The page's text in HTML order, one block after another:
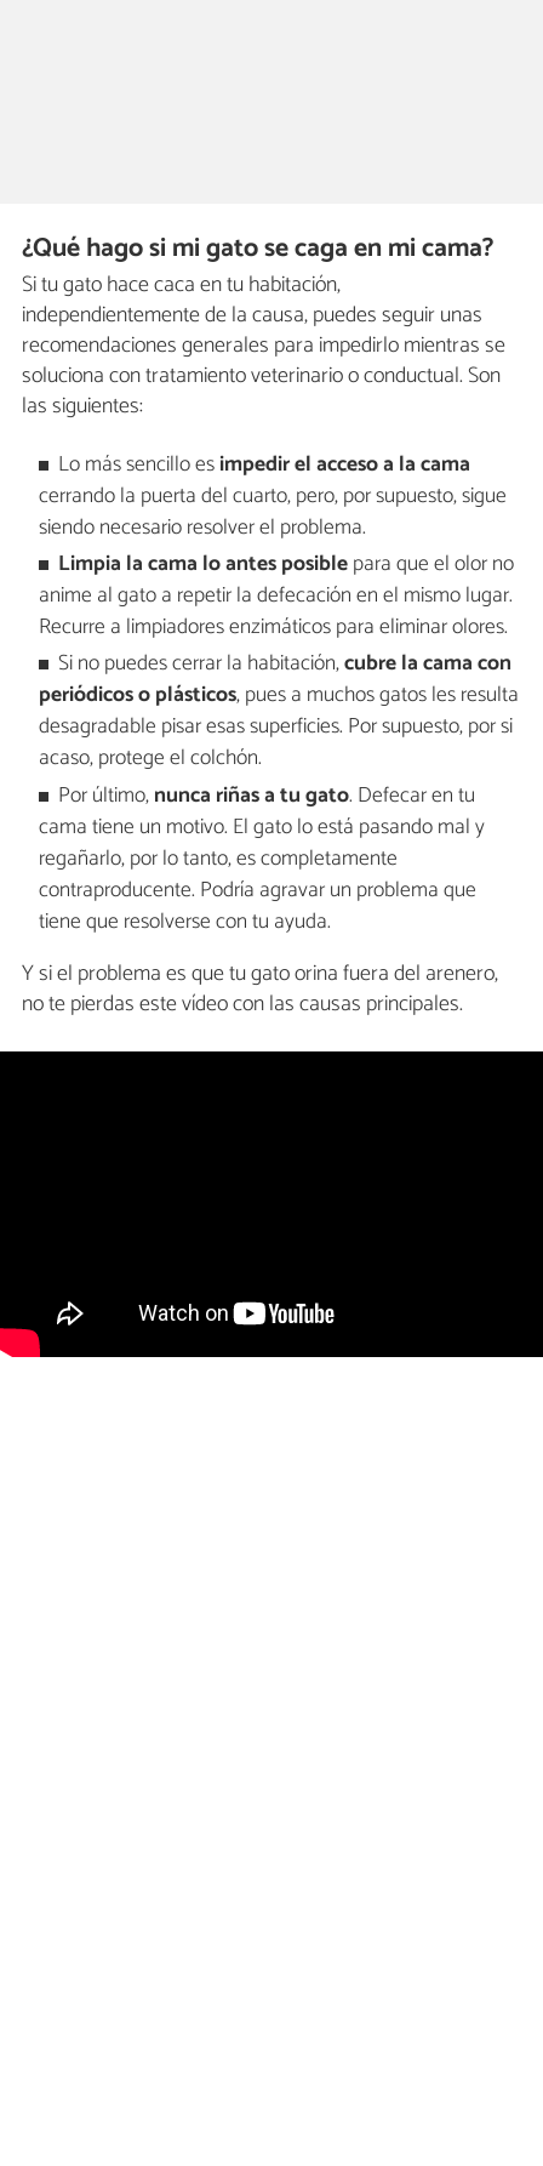
¿Qué hago si mi gato se caga en mi cama?
Si tu gato hace caca en tu habitación,
independientemente de la causa, puedes seguir unas
recomendaciones generales para impedirlo mientras se
soluciona con tratamiento veterinario o conductual. Son
las siguientes:
Lo más sencillo esimpedir el acceso a la cama
cerrando la puerta del cuarto, pero, por supuesto, sigue
siendo necesario resolver el problema.
Limpia la cama lo antes posiblepara que el olor no
anime al gato a repetir la defecación en el mismo lugar.
Recurre a limpiadores enzimáticos para eliminar olores.
Si no puedes cerrar la habitación,cubre la cama con
periódicos o plásticos, pues a muchos gatos les resulta
desagradable pisar esas superficies. Por supuesto, por si
acaso, protege el colchón.
Por último,nunca riñas a tu gato. Defecar en tu
cama tiene un motivo. El gato lo está pasando mal y
regañarlo, por lo tanto, es completamente
contraproducente. Podría agravar un problema que
tiene que resolverse con tu ayuda.
Y si el problema es que tu gato orina fuera del arenero,
no te pierdas este vídeo con las causas principales.